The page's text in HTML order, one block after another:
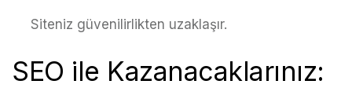
Siteniz güvenilirlikten uzaklaşır.
SEO ile Kazanacaklarınız: